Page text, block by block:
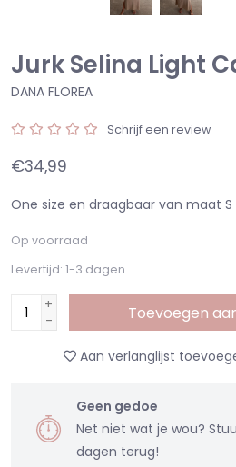
Jurk Selina Light
DANA FLOREA
Schrijf een review
€34,99
One size en draagbaar van maat S
Op voorraad
Levertijd: 1-3 dagen
+
-
Toevoegen
Aan verlanglijst
Geen gedoe
Net niet wat je wou?
dagen terug!